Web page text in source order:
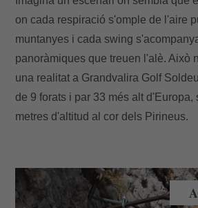
on cada respiració s'omple de l'aire
muntanyes i cada swing
panoràmiques que treuen l'alè. Això
una realitat a Grandvalira Golf
de 9 forats i par 33 més alt d'Europa,
metres d'altitud al cor dels Pirineus.